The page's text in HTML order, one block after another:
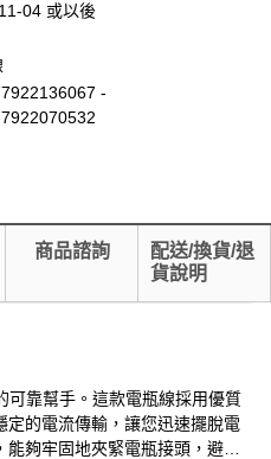
04 或以後
-
商品諮詢
配送/換貨/退
貨說明
可靠幫手。這款電瓶線採用優質
的電流傳輸，讓您迅速擺脫電
夠牢固地夾緊電瓶接頭，避免